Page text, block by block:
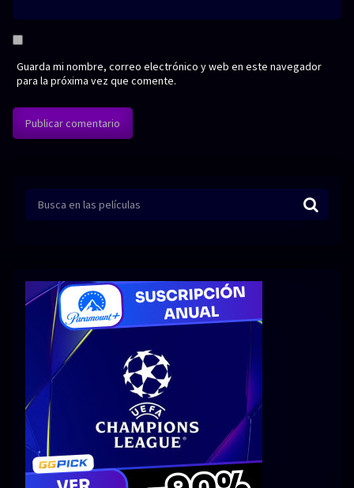
Guarda mi nombre, correo electrónico y web en este navegador
para la próxima vez que comente.